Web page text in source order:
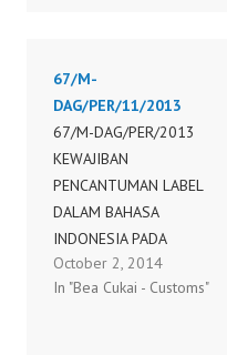
67/M-
DAG/PER/11/2013
67/M-DAG/PER/2013
KEWAJIBAN
PENCANTUMAN LABEL
DALAM BAHASA
INDONESIA PADA
BARANG
October 2, 2014
In "Bea Cukai - Customs"